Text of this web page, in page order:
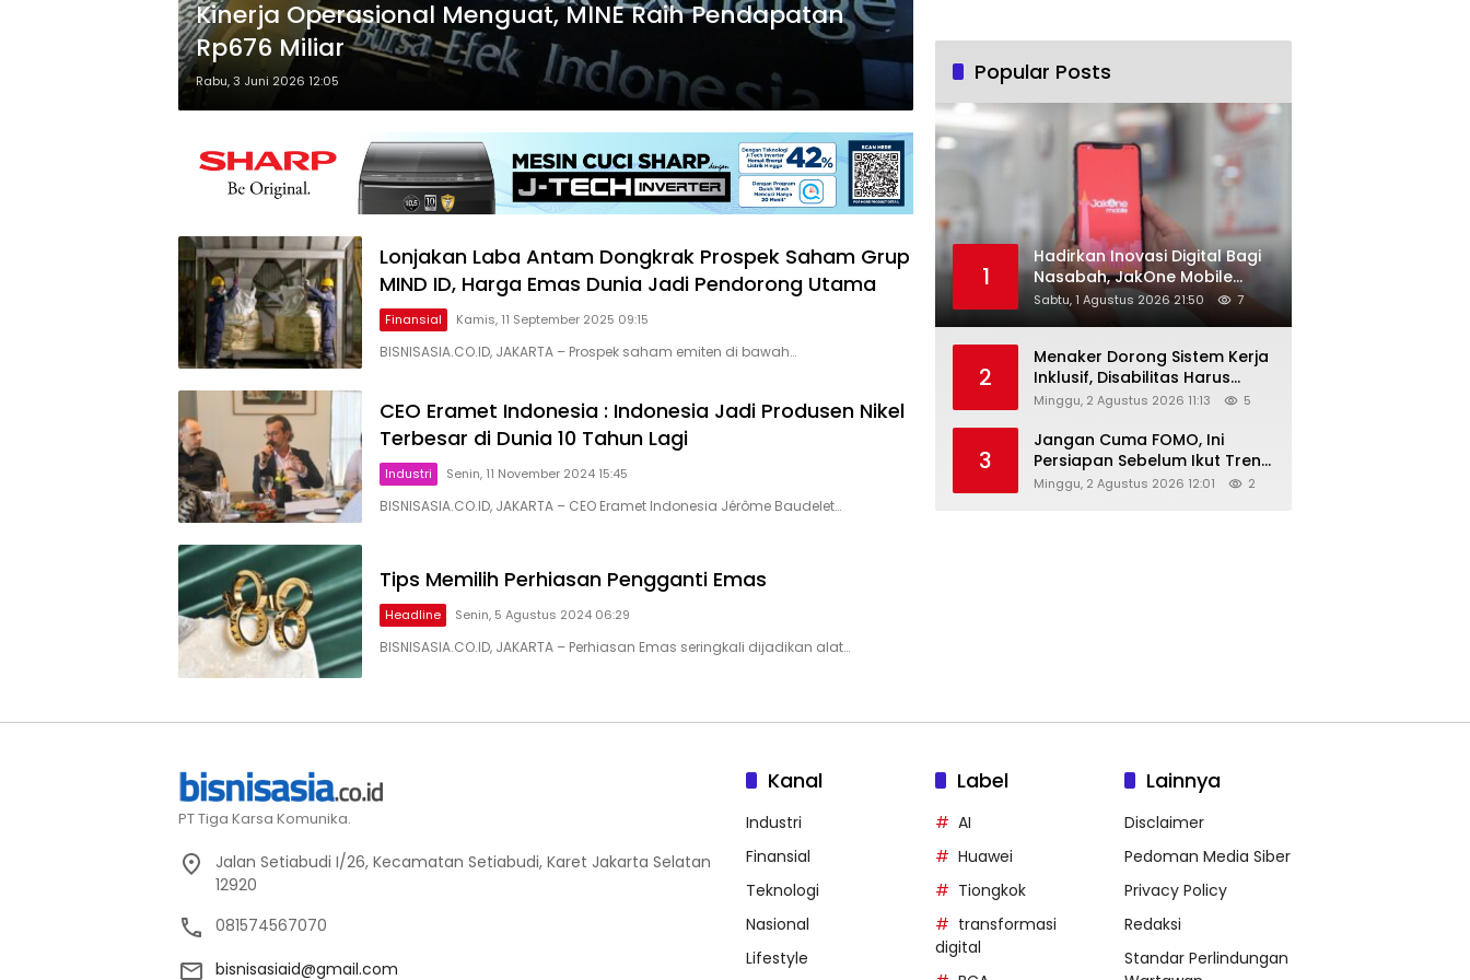
Kinerja Operasional Menguat, MINE Raih Pendapatan
Rp676 Miliar
Rabu, 3 Juni 2026 12:05
Lonjakan Laba Antam Dongkrak Prospek Saham Grup
MIND ID, Harga Emas Dunia Jadi Pendorong Utama
Finansial Kamis, 11 September 2025 09:15
BISNISASIA.CO.ID, JAKARTA – Prospek saham emiten di bawah…
CEO Eramet Indonesia : Indonesia Jadi Produsen Nikel
Terbesar di Dunia 10 Tahun Lagi
Industri Senin, 11 November 2024 15:45
BISNISASIA.CO.ID, JAKARTA – CEO Eramet Indonesia Jérôme Baudelet…
Tips Memilih Perhiasan Pengganti Emas
Headline Senin, 5 Agustus 2024 06:29
BISNISASIA.CO.ID, JAKARTA – Perhiasan Emas seringkali dijadikan alat…
Popular Posts
1
Hadirkan Inovasi Digital Bagi
Nasabah, JakOne Mobile
Antar Bank Jakarta Sukses
Raih Digital Excellence
Sabtu, 1 Agustus 2026 21:50 7
2
Menaker Dorong Sistem Kerja
Inklusif, Disabilitas Harus
Dapat Kesempatan Setara
Minggu, 2 Agustus 2026 11:13 5
3
Jangan Cuma FOMO, Ini
Persiapan Sebelum Ikut Tren
Hyrox
Minggu, 2 Agustus 2026 12:01 2
PT Tiga Karsa Komunika.
Jalan Setiabudi I/26, Kecamatan Setiabudi, Karet Jakarta Selatan
12920
081574567070
bisnisasiaid@gmail.com
Kanal
Industri
Finansial
Teknologi
Nasional
Lifestyle
Label
AI
Huawei
Tiongkok
transformasi
digital
Lainnya
Disclaimer
Pedoman Media Siber
Privacy Policy
Redaksi
Standar Perlindungan